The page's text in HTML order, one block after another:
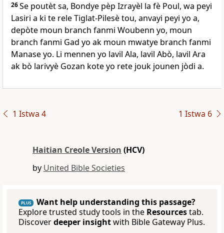
26Se poutèt sa, Bondye pèp Izrayèl la fè Poul, wa peyi
Lasiri a ki te rele Tiglat-Pilesè tou, anvayi peyi yo a,
depòte moun branch fanmi Woubenn yo, moun
branch fanmi Gad yo ak moun mwatye branch fanmi
Manase yo. Li mennen yo lavil Ala, lavil Abò, lavil Ara
ak bò larivyè Gozan kote yo rete jouk jounen jòdi a.
1 Istwa 4 1 Istwa 6
Haitian Creole Version (HCV)
by United Bible Societies
PLUS
Want help understanding this passage?
Explore trusted study tools in the Resourcestab.
Discoverdeeper insightwith Bible Gateway Plus.